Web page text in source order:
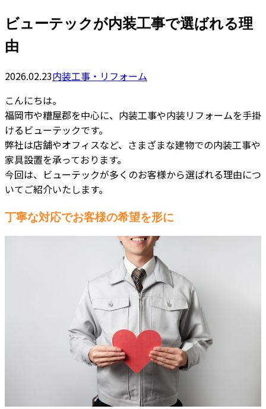
ビューテックが内装工事で選ばれる理
由
2026.02.23内装工事・リフォーム
こんにちは。
福岡市や糟屋郡を中心に、内装工事や内装リフォームを手掛
けるビューテックです。
弊社は店舗やオフィスなど、さまざまな建物での内装工事や
家具設置を承っております。
今回は、ビューテックが多くのお客様から選ばれる理由につ
いてご紹介いたします。
丁寧な対応でお客様の希望を形に